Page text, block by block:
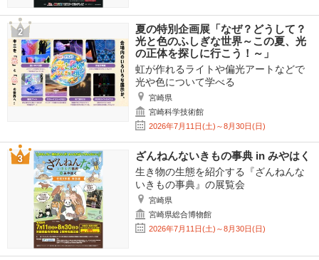
夏の特別企画展「なぜ？どうして？
光と色のふしぎな世界～この夏、光
の正体を探しに行こう！～」
虹が作れるライトや偏光アートなどで
光や色について学べる
宮崎県
宮崎科学技術館
2026年7月11日(土)～8月30日(日)
ざんねんないきもの事典 in みやはく
生き物の生態を紹介する『ざんねんな
いきもの事典』の展覧会
宮崎県
宮崎県総合博物館
2026年7月11日(土)～8月30日(日)